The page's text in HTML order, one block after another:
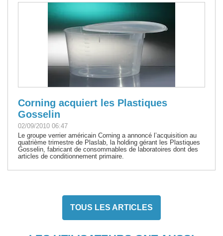
Corning acquiert les Plastiques
Gosselin
02/09/2010 06:47
Le groupe verrier américain Corning a annoncé l’acquisition au
quatrième trimestre de Plaslab, la holding gérant les Plastiques
Gosselin, fabricant de consommables de laboratoires dont des
articles de conditionnement primaire.
TOUS LES ARTICLES